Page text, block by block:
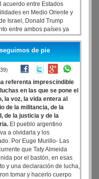
acuerdo entre Estados
en Medio Oriente y
Israel, Donald Trump
entre ambos países ya
a circular
de pie
referenta imprescindible
en las que se pone el
la voz, la vida entera al
de la militancia, de la
de la justicia y de la
El pueblo argentino
a olvidarla y los
Por Euge Murillo- Las
que Taty Almeida
por el bastón, en esas
y una declaración de lucha,
tomar y hacerlo cuerpo